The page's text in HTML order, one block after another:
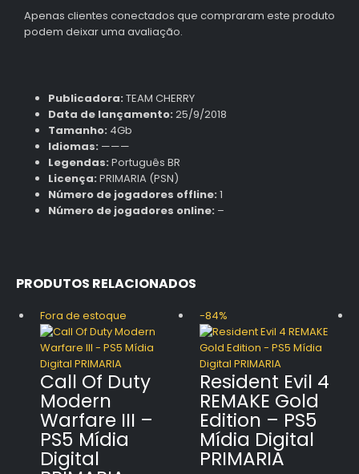
Apenas clientes conectados que compraram este produto
podem deixar uma avaliação.
Publicadora: TEAM CHERRY
Data de lançamento: 25/9/2018
Tamanho: 4Gb
Idiomas: ———
Legendas: Português BR
Licença: PRIMARIA (PSN)
Número de jogadores offline: 1
Número de jogadores online: –
PRODUTOS RELACIONADOS
Fora de estoque
Call Of Duty
Modern
Warfare III –
PS5 Mídia
Digital
-84%
Resident Evil 4
REMAKE Gold
Edition – PS5
Mídia Digital
PRIMARIA